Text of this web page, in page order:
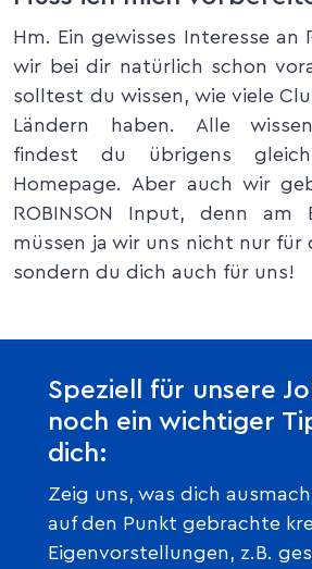
Hm. Ein gewisses Interesse an
wir bei dir natürlich schon
solltest du wissen, wie viele
Ländern haben. Alle
findest du übrigens
Homepage. Aber auch wir
ROBINSON Input, denn am
müssen ja wir uns nicht nur für
sondern du dich auch für uns!
Speziell für unsere
noch ein wichtiger
dich:
Zeig uns, was dich
auf den Punkt gebrachte
Eigenvorstellungen, z.B.